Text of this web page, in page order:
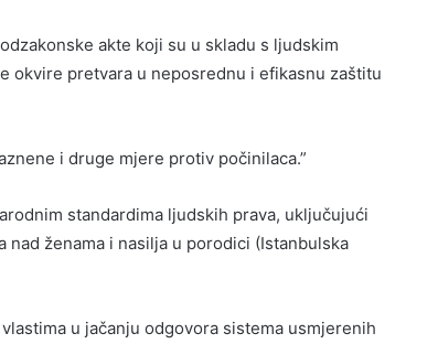
akte koji su u skladu s ljudskim
okvire pretvara u neposrednu i efikasnu zaštitu
i druge mjere protiv počinilaca.”
standardima ljudskih prava, uključujući
ženama i nasilja u porodici (Istanbulska
u jačanju odgovora sistema usmjerenih